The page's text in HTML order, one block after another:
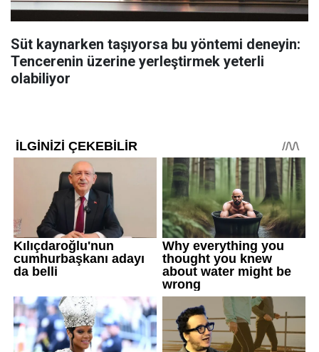
Süt kaynarken taşıyorsa bu yöntemi deneyin:
Tencerenin üzerine yerleştirmek yeterli
olabiliyor